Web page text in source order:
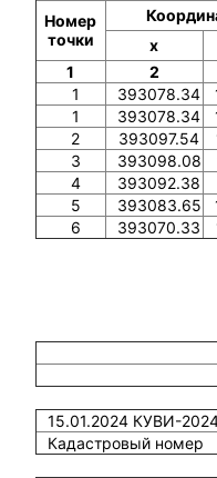
Номер
точки
x
1
2
1
393078.34
1
393078.34
2
393097.54
3
393098.08
4
393092.38
5
393083.65
6
393070.33
15.01.2024 КУВИ-
Кадастровый номер